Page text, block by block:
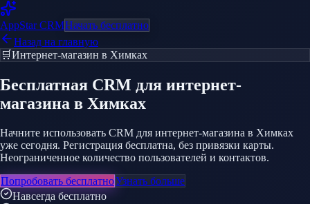
AppStarCRMНачать бесплатно
Назад на главную
🛒Интернет-магазин в Химках
Бесплатная CRM для интернет-
магазина в Химках
Начните использовать CRM для интернет-магазина в Химках
уже сегодня. Регистрация бесплатна, без привязки карты.
Неограниченное количество пользователей и контактов.
Попробовать бесплатноУзнать больше
Навсегда бесплатно